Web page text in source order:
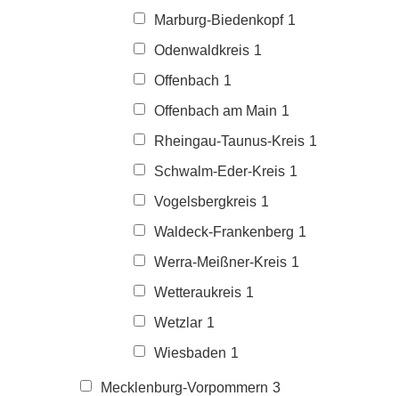
Marburg-Biedenkopf 1
Odenwaldkreis 1
Offenbach 1
Offenbach am Main 1
Rheingau-Taunus-Kreis 1
Schwalm-Eder-Kreis 1
Vogelsbergkreis 1
Waldeck-Frankenberg 1
Werra-Meißner-Kreis 1
Wetteraukreis 1
Wetzlar 1
Wiesbaden 1
Mecklenburg-Vorpommern 3